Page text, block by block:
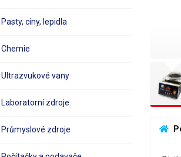
Pasty, cíny, lepidla
Chemie
Ultrazvukové vany
Laboratorní zdroje
Průmyslové zdroje